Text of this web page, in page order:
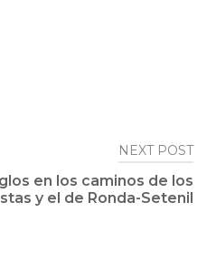
NEXT POST
en los caminos de los
y el de Ronda-Setenil